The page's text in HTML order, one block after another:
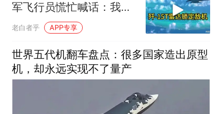
军飞行员慌忙喊话：我不
打了，我要回
老白者乎 APP专享
世界五代机翻车盘点：很多国家造出原型
机，却永远实现不了量产